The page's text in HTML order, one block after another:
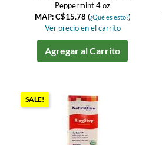
Peppermint 4 oz
MAP: C$15.78 (¿Qué es esto?)
Ver precio en el carrito
Agregar al Carrito
SALE!